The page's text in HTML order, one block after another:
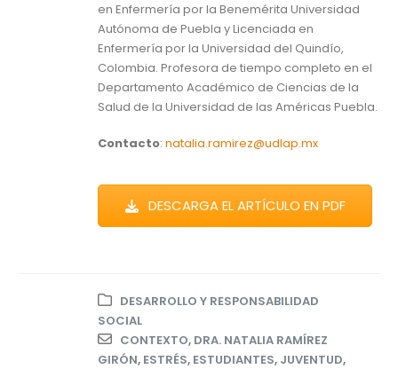
en Enfermería por la Benemérita Universidad
Autónoma de Puebla y Licenciada en
Enfermería por la Universidad del Quindío,
Colombia. Profesora de tiempo completo en el
Departamento Académico de Ciencias de la
Salud de la Universidad de las Américas Puebla.
Contacto: natalia.ramirez@udlap.mx
DESCARGA EL ARTÍCULO EN PDF
DESARROLLO Y RESPONSABILIDAD
SOCIAL
CONTEXTO, DRA. NATALIA RAMÍREZ
GIRÓN, ESTRÉS, ESTUDIANTES, JUVENTUD,